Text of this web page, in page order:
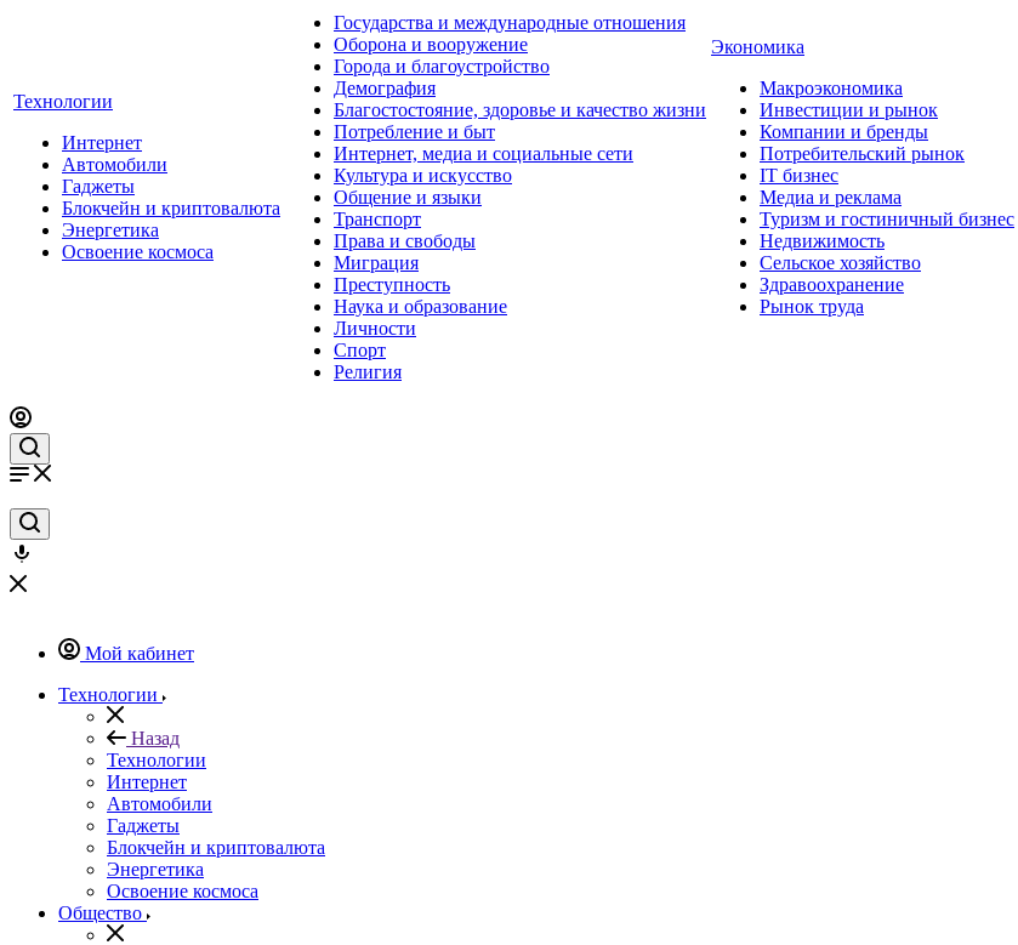
Технологии
Интернет
Автомобили
Гаджеты
Блокчейн и криптовалюта
Энергетика
Освоение космоса
Государства и международные отношения
Оборона и вооружение
Города и благоустройство
Демография
Благостостояние, здоровье и качество жизни
Потребление и быт
Интернет, медиа и социальные сети
Культура и искусство
Общение и языки
Транспорт
Права и свободы
Миграция
Преступность
Наука и образование
Личности
Спорт
Религия
Экономика
Макроэкономика
Инвестиции и рынок
Компании и бренды
Потребительский рынок
IT бизнес
Медиа и реклама
Туризм и гостиничный бизнес
Недвижимость
Сельское хозяйство
Здравоохранение
Рынок труда
Мой кабинет
Технологии
Назад
Технологии
Интернет
Автомобили
Гаджеты
Блокчейн и криптовалюта
Энергетика
Освоение космоса
Общество